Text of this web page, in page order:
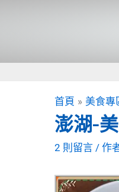
首頁 美食專
澎湖-
2 則留言 / 作